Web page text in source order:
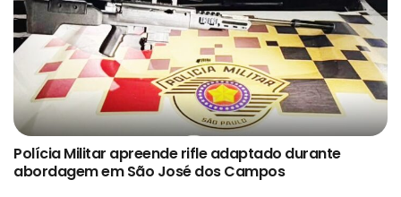
Polícia Militar apreende rifle adaptado durante
abordagem em São José dos Campos